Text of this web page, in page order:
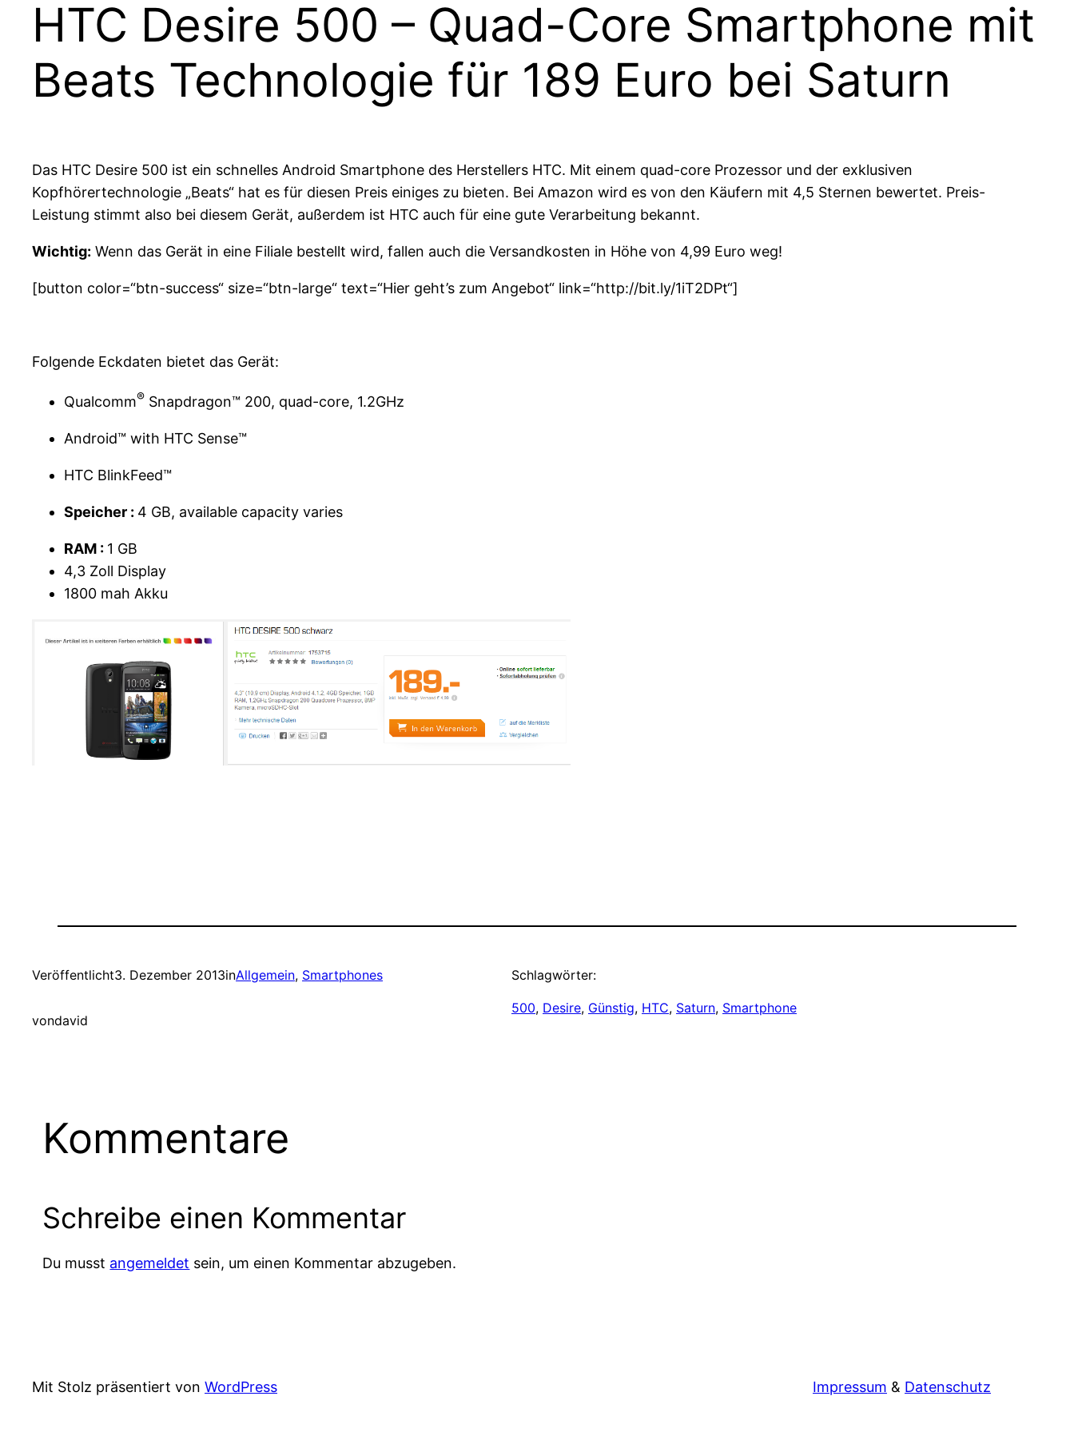
HTC Desire 500 – Quad-Core Smartphone mit
Beats Technologie für 189 Euro bei Saturn
Das HTC Desire 500 ist ein schnelles Android Smartphone des Herstellers HTC. Mit einem quad-core Prozessor und der exklusiven
Kopfhörertechnologie „Beats“ hat es für diesen Preis einiges zu bieten. Bei Amazon wird es von den Käufern mit 4,5 Sternen bewertet. Preis-
Leistung stimmt also bei diesem Gerät, außerdem ist HTC auch für eine gute Verarbeitung bekannt.
Wichtig: Wenn das Gerät in eine Filiale bestellt wird, fallen auch die Versandkosten in Höhe von 4,99 Euro weg!
[button color=“btn-success“ size=“btn-large“ text=“Hier geht’s zum Angebot“ link=“http://bit.ly/1iT2DPt“]
Folgende Eckdaten bietet das Gerät:
Qualcomm® Snapdragon™ 200, quad-core, 1.2GHz
Android™ with HTC Sense™
HTC BlinkFeed™
Speicher : 4 GB, available capacity varies
RAM : 1 GB
4,3 Zoll Display
1800 mah Akku
Veröffentlicht3. Dezember 2013inAllgemein, Smartphones
vondavid
Schlagwörter:
500, Desire, Günstig, HTC, Saturn, Smartphone
Kommentare
Schreibe einen Kommentar
Du musst angemeldet sein, um einen Kommentar abzugeben.
Mit Stolz präsentiert von WordPress Impressum & Datenschutz